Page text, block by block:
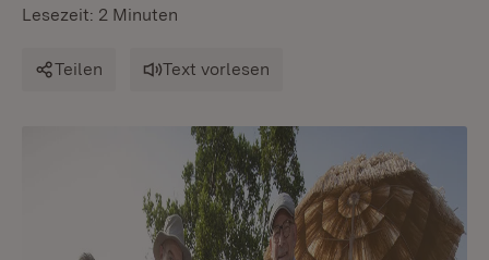
Lesezeit: 2 Minuten
Teilen Text vorlesen